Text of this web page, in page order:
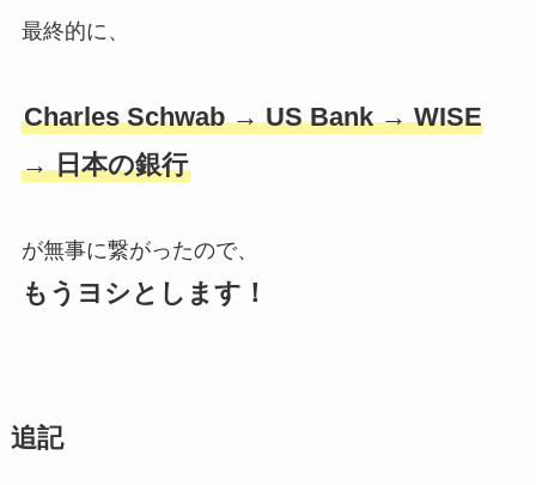
最終的に、
Charles Schwab → US Bank → WISE
→ 日本の銀行
が無事に繋がったので、
もうヨシとします！
追記